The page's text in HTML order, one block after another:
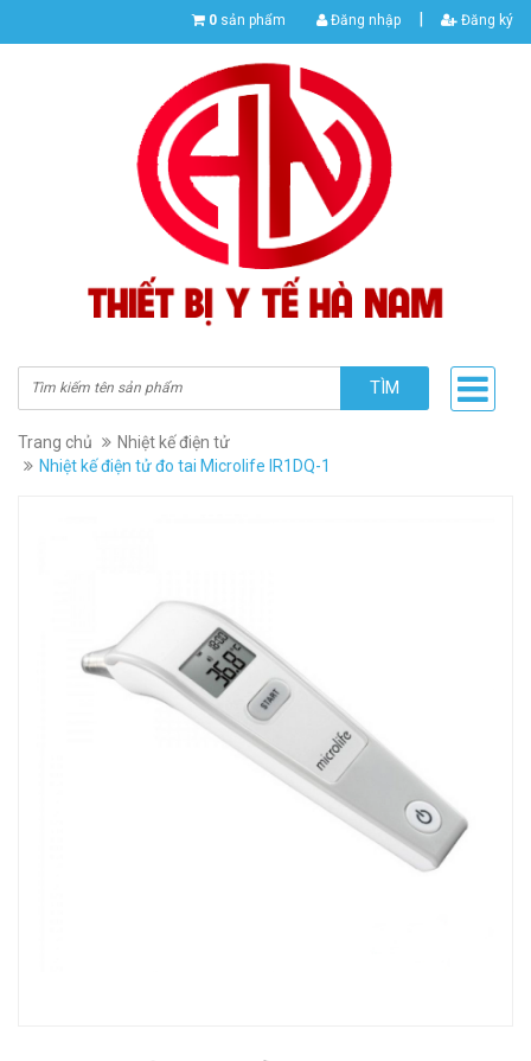
0 sản phẩm Đăng nhập | Đăng ký
TÌM
Trang chủ
Nhiệt kế điện tử
Nhiệt kế điện tử đo tai Microlife IR1DQ-1